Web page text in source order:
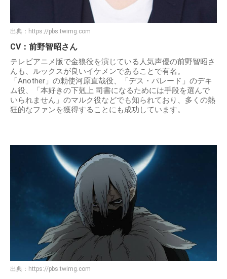
出典： https://pbs.twimg.com
CV：前野智昭さん
テレビアニメ版で金狼役を演じている人気声優の前野智昭さ
んも、ルックスが良いイケメンであることで有名。
「Another」の勅使河原直哉役、「デス・パレード」のデキ
ム役、「本好きの下剋上 司書になるためには手段を選んで
いられません」のマルク役などでも知られており、多くの熱
狂的なファンを獲得することにも成功しています。
出典： https://pbs.twimg.com